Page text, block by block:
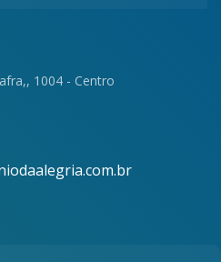
1004 - Centro